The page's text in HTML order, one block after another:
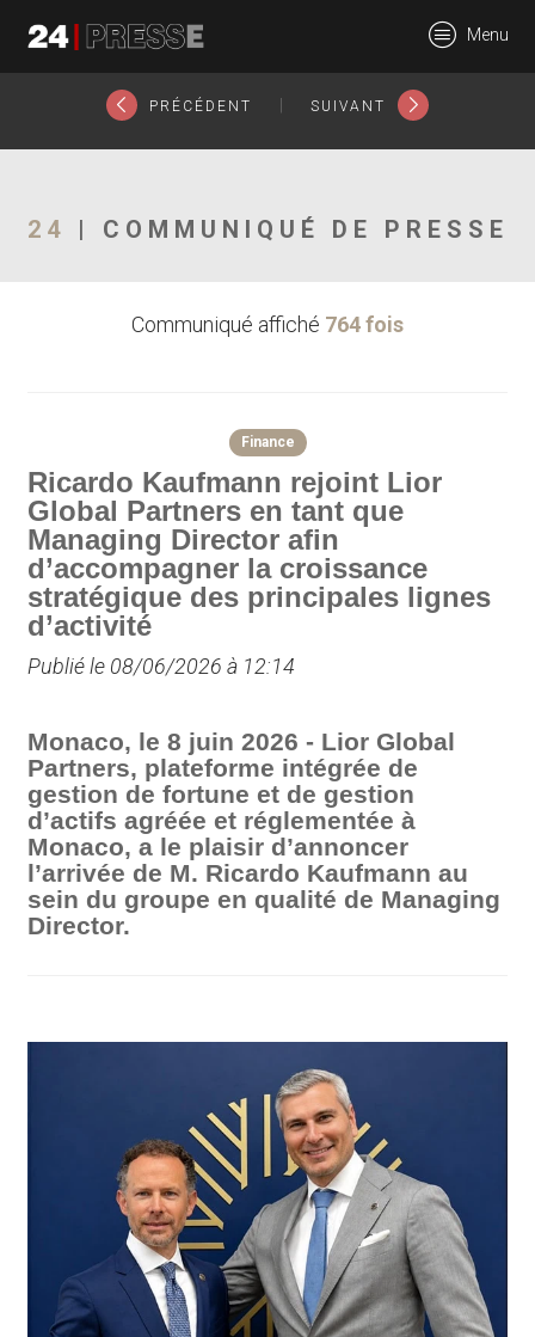
24Presse -
Communiqués de
Menu
PRÉCÉDENT SUIVANT
24 | COMMUNIQUÉ DE PRESSE
Communiqué affiché 764 fois
Finance
Ricardo Kaufmann rejoint Lior
Global Partners en tant que
Managing Director afin
d’accompagner la croissance
stratégique des principales lignes
d’activité
Publié le 08/06/2026 à 12:14
Monaco, le 8 juin 2026 - Lior Global
Partners, plateforme intégrée de
gestion de fortune et de gestion
d’actifs agréée et réglementée à
Monaco, a le plaisir d’annoncer
l’arrivée de M. Ricardo Kaufmann au
sein du groupe en qualité de Managing
Director.